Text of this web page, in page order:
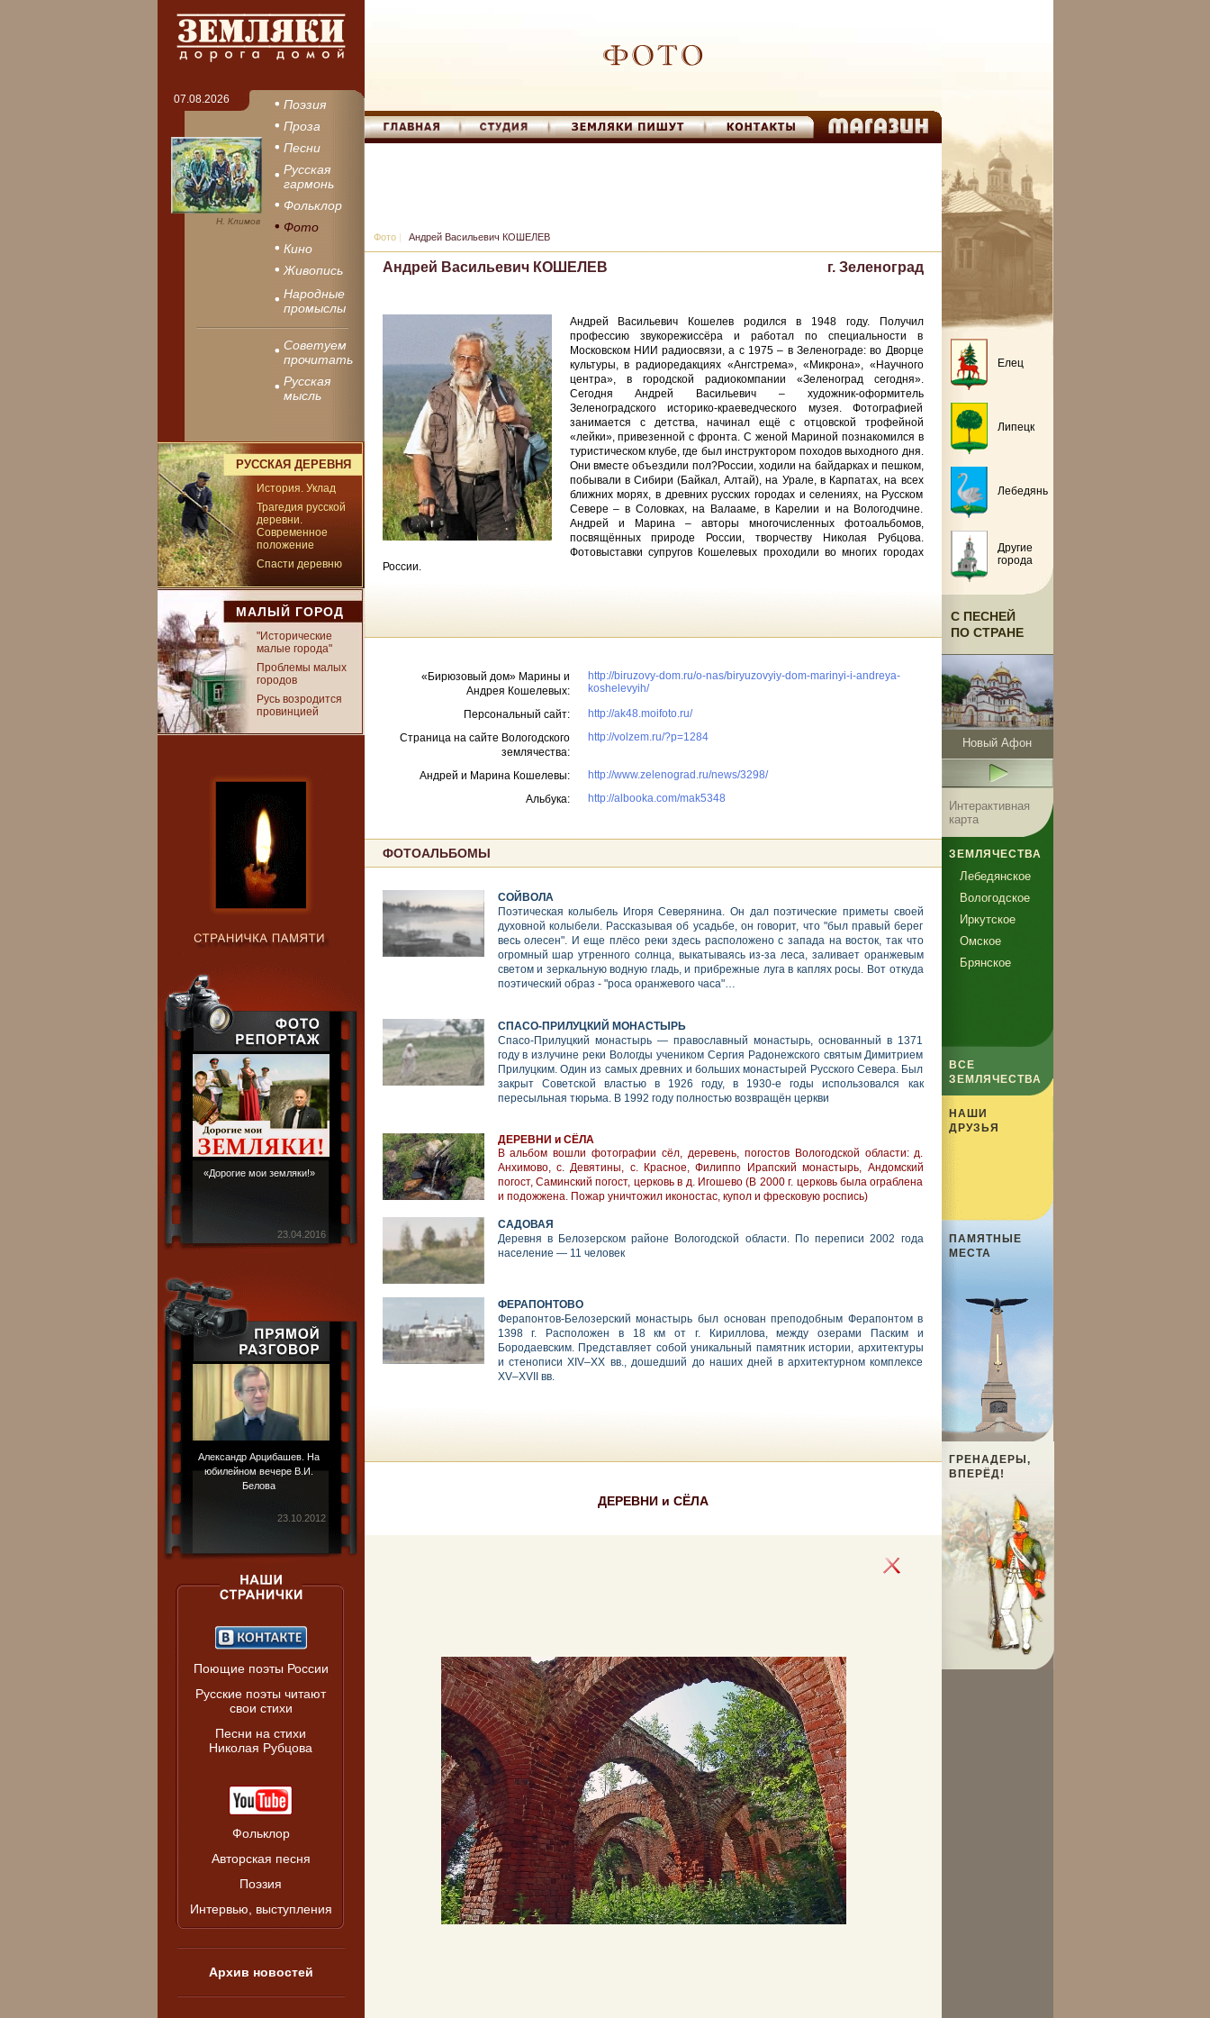
07.08.2026
Н. Климов
Поэзия
Проза
Песни
Русская
гармонь
Фольклор
Фото
Кино
Живопись
Народные
промыслы
Советуем
прочитать
Русская
мысль
РУССКАЯ ДЕРЕВНЯ
История. Уклад
Трагедия русской
деревни.
Современное
положение
Спасти деревню
МАЛЫЙ ГОРОД
"Исторические
малые города"
Проблемы малых
городов
Русь возродится
провинцией
«Дорогие мои земляки!»
23.04.2016
Александр Арцибашев. На
юбилейном вечере В.И.
Белова
23.10.2012
Поющие поэты России
Русские поэты читают
свои стихи
Песни на стихи
Николая Рубцова
Фольклор
Авторская песня
Поэзия
Интервью, выступления
Архив новостей
Фото | Андрей Васильевич КОШЕЛЕВ
Андрей Васильевич КОШЕЛЕВ г. Зеленоград
Андрей Васильевич Кошелев родился в 1948 году. Получил
профессию звукорежиссёра и работал по специальности в
Московском НИИ радиосвязи, а с 1975 – в Зеленограде: во Дворце
культуры, в радиоредакциях «Ангстрема», «Микрона», «Научного
центра», в городской радиокомпании «Зеленоград сегодня».
Сегодня Андрей Васильевич – художник-оформитель
Зеленоградского историко-краеведческого музея. Фотографией
занимается с детства, начинал ещё с отцовской трофейной
«лейки», привезенной с фронта. С женой Мариной познакомился в
туристическом клубе, где был инструктором походов выходного дня.
Они вместе объездили пол?России, ходили на байдарках и пешком,
побывали в Сибири (Байкал, Алтай), на Урале, в Карпатах, на всех
ближних морях, в древних русских городах и селениях, на Русском
Севере – в Соловках, на Валааме, в Карелии и на Вологодчине.
Андрей и Марина – авторы многочисленных фотоальбомов,
посвящённых природе России, творчеству Николая Рубцова.
Фотовыставки супругов Кошелевых проходили во многих городах
России.
«Бирюзовый дом» Марины и
Андрея Кошелевых:
http://biruzovy-dom.ru/o-nas/biryuzovyiy-dom-marinyi-i-andreya-
koshelevyih/
Персональный сайт:
http://ak48.moifoto.ru/
Страница на сайте Вологодского
землячества:
http://volzem.ru/?p=1284
Андрей и Марина Кошелевы:
http://www.zelenograd.ru/news/3298/
Альбука:
http://albooka.com/mak5348
ФОТОАЛЬБОМЫ
СОЙВОЛА
Поэтическая колыбель Игоря Северянина. Он дал поэтические приметы своей
духовной колыбели. Рассказывая об усадьбе, он говорит, что "был правый берег
весь олесен". И еще плёсо реки здесь расположено с запада на восток, так что
огромный шар утренного солнца, выкатываясь из-за леса, заливает оранжевым
светом и зеркальную водную гладь, и прибрежные луга в каплях росы. Вот откуда
поэтический образ - "роса оранжевого часа"…
СПАСО-ПРИЛУЦКИЙ МОНАСТЫРЬ
Спасо-Прилуцкий монастырь — православный монастырь, основанный в 1371
году в излучине реки Вологды учеником Сергия Радонежского святым Димитрием
Прилуцким. Один из самых древних и больших монастырей Русского Севера. Был
закрыт Советской властью в 1926 году, в 1930-е годы использовался как
пересыльная тюрьма. В 1992 году полностью возвращён церкви
ДЕРЕВНИ и СЁЛА
В альбом вошли фотографии сёл, деревень, погостов Вологодской области: д.
Анхимово, с. Девятины, с. Красное, Филиппо Ирапский монастырь, Андомский
погост, Саминский погост, церковь в д. Игошево (В 2000 г. церковь была ограблена
и подожжена. Пожар уничтожил иконостас, купол и фресковую роспись)
САДОВАЯ
Деревня в Белозерском районе Вологодской области. По переписи 2002 года
население — 11 человек
ФЕРАПОНТОВО
Ферапонтов-Белозерский монастырь был основан преподобным Ферапонтом в
1398 г. Расположен в 18 км от г. Кириллова, между озерами Паским и
Бородаевским. Представляет собой уникальный памятник истории, архитектуры
и стенописи XIV–XX вв., дошедший до наших дней в архитектурном комплексе
XV–XVII вв.
ДЕРЕВНИ и СЁЛА
Елец
Липецк
Лебедянь
Другие
города
С ПЕСНЕЙ
ПО СТРАНЕ
Новый Афон
Интерактивная
карта
ЗЕМЛЯЧЕСТВА
Лебедянское
Вологодское
Иркутское
Омское
Брянское
ВСЕ
ЗЕМЛЯЧЕСТВА
НАШИ
ДРУЗЬЯ
ПАМЯТНЫЕ
МЕСТА
ГРЕНАДЕРЫ,
ВПЕРЁД!